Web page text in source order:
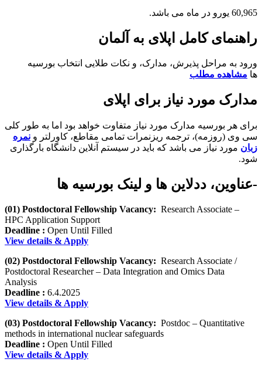
60,965 یورو در ماه می باشد.
راهنمای کامل اپلای به آلمان
ورود به مراحل پذیرش، مدارک، و نکات طلایی انتخاب بورسیه
ها مشاهده مطلب
مدارک مورد نیاز برای اپلای
برای هر بورسیه مدارک مورد نیاز متفاوت خواهد بود اما به طور کلی
سی وی (روزمه)، ترجمه ریزنمرات تمامی مقاطع، کاورلتر و نمره
زبان مورد نیاز می باشد که باید در سیستم آنلاین دانشگاه بارگذاری
شود.
-عناوین، ددلاین ها و لینک بورسیه ها
(01) Postdoctoral Fellowship Vacancy: Research Associate –
HPC Application Support
Deadline : Open Until Filled
View details & Apply
(02) Postdoctoral Fellowship Vacancy: Research Associate /
Postdoctoral Researcher – Data Integration and Omics Data
Analysis
Deadline : 6.4.2025
View details & Apply
(03) Postdoctoral Fellowship Vacancy: Postdoc – Quantitative
methods in international nuclear safeguards
Deadline : Open Until Filled
View details & Apply